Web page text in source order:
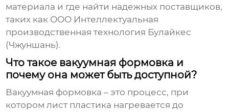
материала и где найти надежных поставщиков,
таких как ООО Интеллектуальная
производственная технология Булайкес
(Чжуншань).
Что такое вакуумная формовка и
почему она может быть доступной?
Вакуумная формовка – это процесс, при
котором лист пластика нагревается до